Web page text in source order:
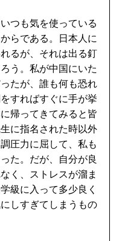
つも気を使っている
らである。日本人に
るが、それは出る釘
う。私が中国にいた
たが、誰も何も恐れ
すればすぐに手が挙
帰ってきてみると皆
に指名された時以外
圧力に屈して、私も
た。だが、自分が良
く、ストレスが溜ま
級に入って多少良く
しすぎてしまうもの